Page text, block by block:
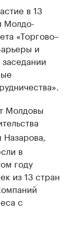
в 13
Молдо-
«Торгово–
и
Молдовы
в
году
из 13 стран
с